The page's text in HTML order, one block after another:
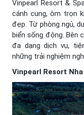
Vinpearl Resort &
cánh cung, ôm trọn
đẹp. Từ phòng ngủ,
biển sống động. Bên
đa dạng dịch vụ,
những trải nghiệm
Vinpearl Resort